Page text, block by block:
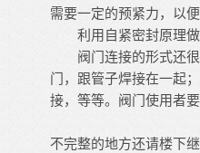
需要一定的预紧力，以
利用自紧密封原理做
阀门连接的形式还很
门，跟管子焊接在一起
接，等等。阀门使用者
不完整的地方还请楼下